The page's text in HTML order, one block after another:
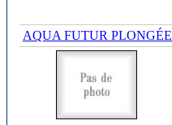
AQUA FUTUR PLONGÉE